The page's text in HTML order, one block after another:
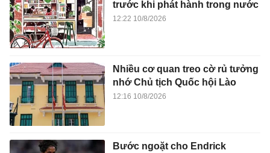
trước khi phát hành trong nước
12:22 10/8/2026
Nhiều cơ quan treo cờ rủ tưởng
nhớ Chủ tịch Quốc hội Lào
12:16 10/8/2026
Bước ngoặt cho Endrick